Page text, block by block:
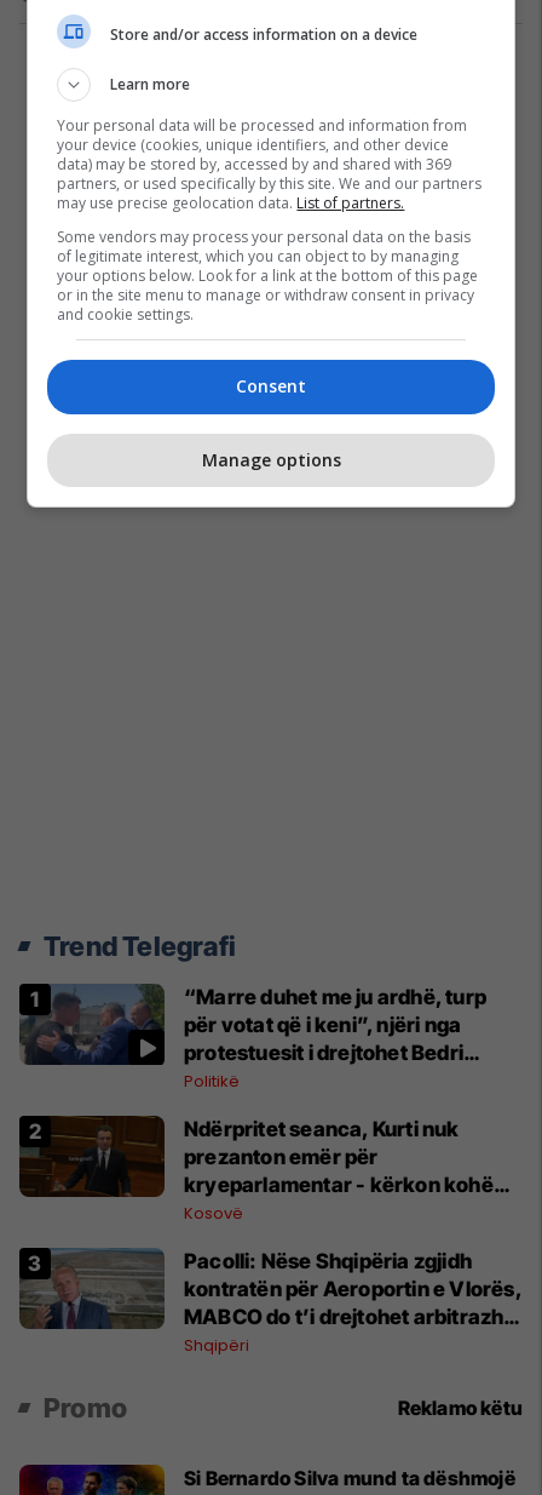
Trend Telegrafi
“Marre duhet me ju ardhë, turp
për votat që i keni”, njëri nga
protestuesit i drejtohet Bedri
Hamzës
Politikë
Ndërpritet seanca, Kurti nuk
prezanton emër për
kryeparlamentar - kërkon kohë
shtesë për marrëveshje politike
Kosovë
Pacolli: Nëse Shqipëria zgjidh
kontratën për Aeroportin e Vlorës,
MABCO do t’i drejtohet arbitrazhit
ndërkombëtar
Shqipëri
Promo Reklamo këtu
Si Bernardo Silva mund ta dëshmojë
Store and/or access information on a device
Learn more
Your personal data will be processed and information from
your device (cookies, unique identifiers, and other device
data) may be stored by, accessed by and shared with 369
partners, or used specifically by this site. We and our partners
may use precise geolocation data. List of partners.
Some vendors may process your personal data on the basis
of legitimate interest, which you can object to by managing
your options below. Look for a link at the bottom of this page
or in the site menu to manage or withdraw consent in privacy
and cookie settings.
Consent
Manage options